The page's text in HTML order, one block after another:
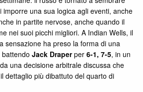
imporre una sua logica agli eventi, anche
in partite nervose, anche quando il
nei suoi picchi migliori. A Indian Wells, il
sensazione ha preso la forma di una
battendoJack Draperper6-1, 7-5, in un
una decisione arbitrale discussa che
dettaglio più dibattuto del quarto di